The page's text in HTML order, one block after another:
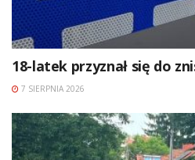
18-latek przyznał się do
7 SIERPNIA 2026